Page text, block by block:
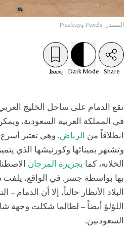
المصدر: Pexels وPixabay
Share
Dark Mode يحفظ
تقع الدمام على ساحل الخليج
في المملكة العربية السعودية،
انطلاقاً من
الرياض. وهي تعتبر
وتشتهر بمينائها وكورنيشها الذي
الخلابة، كما بجزيرة المرجان
بها بواسطة جسر. في الواقع،
البلاد الأنظار حالياً، إلا أن الدمام
اللؤلؤ أيضاً – لطالما شكلت وجهة
السعوديين.